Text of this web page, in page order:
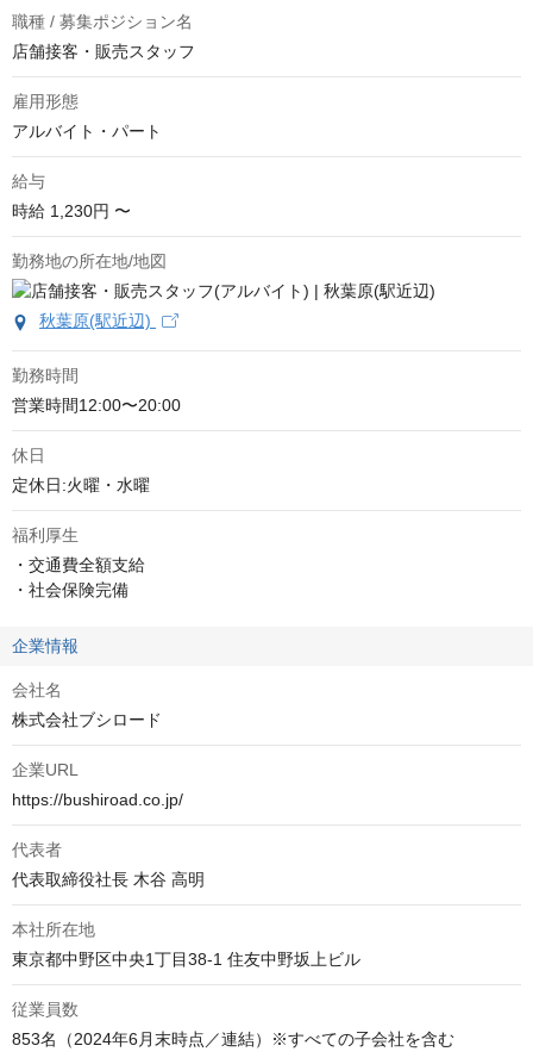
職種 / 募集ポジション名
店舗接客・販売スタッフ
雇用形態
アルバイト・パート
給与
時給 1,230円 〜
勤務地の所在地/地図
秋葉原(駅近辺)
勤務時間
営業時間12:00〜20:00
休日
定休日:火曜・水曜
福利厚生
・交通費全額支給
・社会保険完備
企業情報
会社名
株式会社ブシロード
企業URL
https://bushiroad.co.jp/
代表者
代表取締役社長 木谷 高明
本社所在地
東京都中野区中央1丁目38-1 住友中野坂上ビル
従業員数
853名（2024年6月末時点／連結）※すべての子会社を含む